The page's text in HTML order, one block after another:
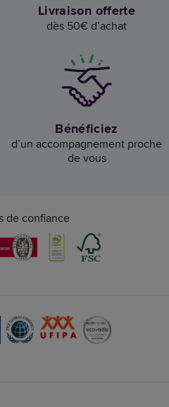
Livraison offerte
dès 50€ d’achat
Bénéficiez
d’un accompagnement proche
de vous
de confiance